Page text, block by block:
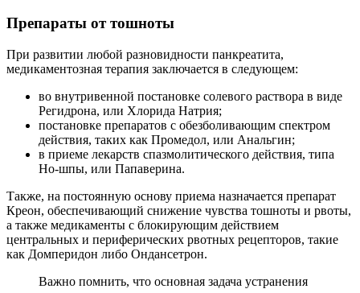
Препараты от тошноты
При развитии любой разновидности панкреатита,
медикаментозная терапия заключается в следующем:
во внутривенной постановке солевого раствора в виде
Регидрона, или Хлорида Натрия;
постановке препаратов с обезболивающим спектром
действия, таких как Промедол, или Анальгин;
в приеме лекарств спазмолитического действия, типа
Но-шпы, или Папаверина.
Также, на постоянную основу приема назначается препарат
Креон, обеспечивающий снижение чувства тошноты и рвоты,
а также медикаменты с блокирующим действием
центральных и периферических рвотных рецепторов, такие
как Домперидон либо Ондансетрон.
Важно помнить, что основная задача устранения